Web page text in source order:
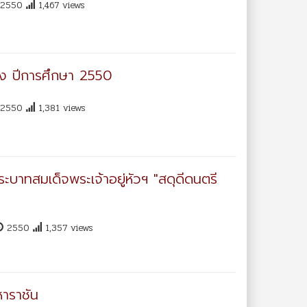
1,467 views
ปีการศึกษา 2550
1,381 views
บาทสมเด็จพระเจ้าอยู่หัวฯ "สดุดีดนตรี
2550 1,357 views
ราชัน